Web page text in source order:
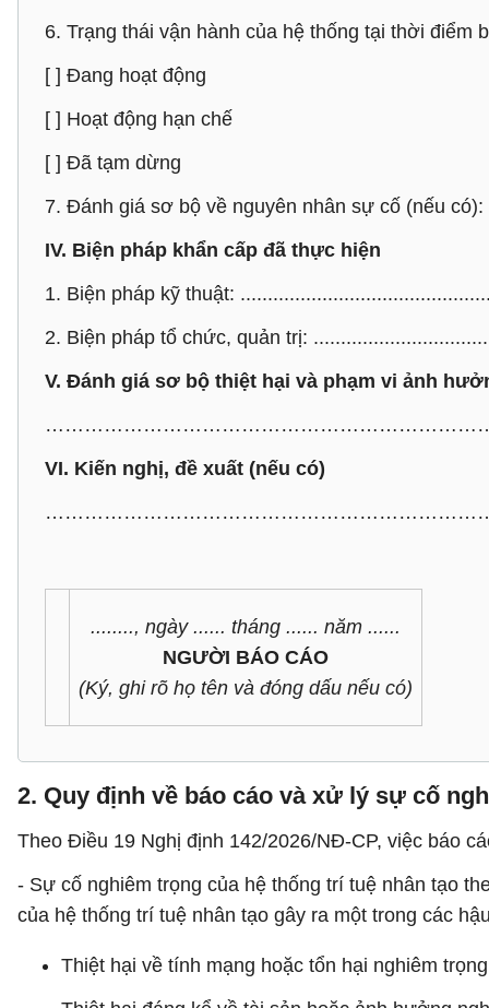
6. Trạng thái vận hành của hệ thống tại thời điểm
[ ] Đang hoạt động
[ ] Hoạt động hạn chế
[ ] Đã tạm dừng
7. Đánh giá sơ bộ về nguyên nhân sự cố (nếu
IV. Biện pháp khẩn cấp đã thực hiện
1. Biện pháp kỹ thuật:
2. Biện pháp tổ chức, quản trị:
V. Đánh giá sơ bộ thiệt hại và phạm vi ảnh
VI. Kiến nghị, đề xuất (nếu có)
........, ngày ...... tháng ...... năm ......
NGƯỜI BÁO CÁO
(Ký, ghi rõ họ tên và đóng dấu nếu có)
2. Quy định về báo cáo và xử lý sự cố
Theo Điều 19 Nghị định 142/2026/NĐ-CP, việc báo
- Sự cố nghiêm trọng của hệ thống trí tuệ nhân tạo
của hệ thống trí tuệ nhân tạo gây ra một trong các
Thiệt hại về tính mạng hoặc tổn hại nghiêm